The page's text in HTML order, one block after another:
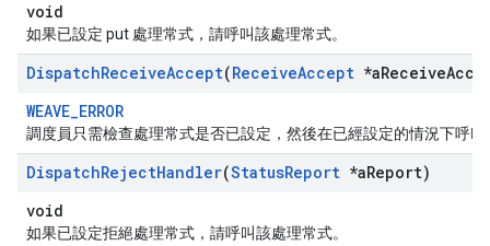
void
如果已設定 put 處理常式，請呼叫該處理常式。
DispatchReceiveAccept(ReceiveAccept *aReceive
WEAVE_ERROR
調度員只需檢查處理常式是否已設定，然後在已經設定的情況下呼叫
DispatchRejectHandler(StatusReport *aReport)
void
如果已設定拒絕處理常式，請呼叫該處理常式。